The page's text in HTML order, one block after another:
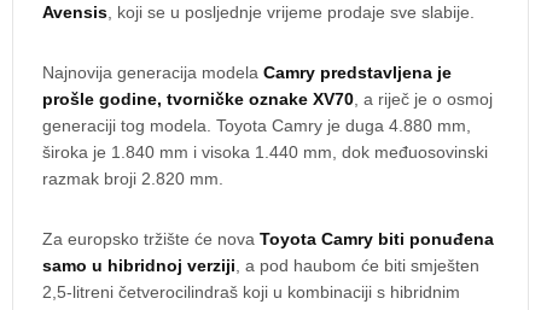
Avensis , koji se u posljednje vrijeme prodaje sve slabije.
Najnovija generacija modela Camry predstavljena je
prošle godine, tvorničke oznake XV70 , a riječ je o osmoj
generaciji tog modela. Toyota Camry je duga 4.880 mm,
široka je 1.840 mm i visoka 1.440 mm, dok međuosovinski
razmak broji 2.820 mm.
Za europsko tržište će nova Toyota Camry biti ponuđena
samo u hibridnoj verziji , a pod haubom će biti smješten
2,5-litreni četverocilindraš koji u kombinaciji s hibridnim